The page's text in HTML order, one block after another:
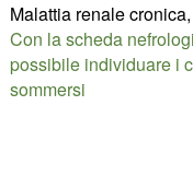
Malattia renale
Con la scheda
possibile individuare i
sommersi